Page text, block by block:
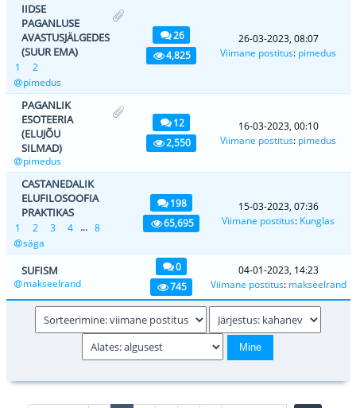
IIDSE
PAGANLUSE
AVASTUSJÄLGEDES
(SUUR EMA)
1
2
pimedus
26
4,825
26-03-2023, 08:07
Viimane postitus: pimedus
PAGANLIK
ESOTEERIA
(ELUJÕU
SILMAD)
pimedus
12
2,550
16-03-2023, 00:10
Viimane postitus: pimedus
CASTANEDALIK
ELUFILOSOOFIA
PRAKTIKAS
1 2 3 4 ... 8
säga
198
65,695
15-03-2023, 07:36
Viimane postitus: Kunglas
SUFISM
makseelrand
0
745
04-01-2023, 14:23
Viimane postitus: makseelrand